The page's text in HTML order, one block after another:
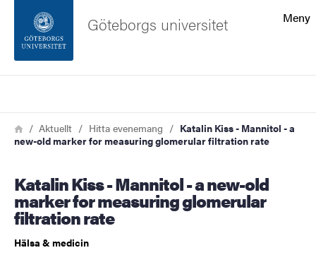
Sidfoten
Om webbplatsen
Meny
Göteborgs universitet
Länkstig
HemAktuellt Hitta evenemang
Katalin Kiss - Mannitol - a
new-old marker for measuring glomerular filtration rate
Katalin Kiss - Mannitol - a new-old
marker for measuring glomerular
filtration rate
Hälsa & medicin